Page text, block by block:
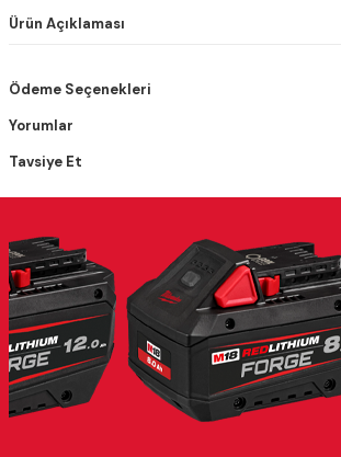
Ürün Açıklaması
Ödeme Seçenekleri
Yorumlar
Tavsiye Et